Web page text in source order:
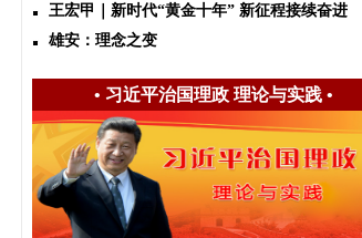
王宏甲｜新时代“黄金十年” 新征程接续奋进
雄安：理念之变
• 习近平治国理政 理论与实践•